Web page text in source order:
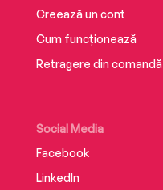
Creează un cont
Cum funcționează
Retragere din comandă
Social Media
Facebook
LinkedIn